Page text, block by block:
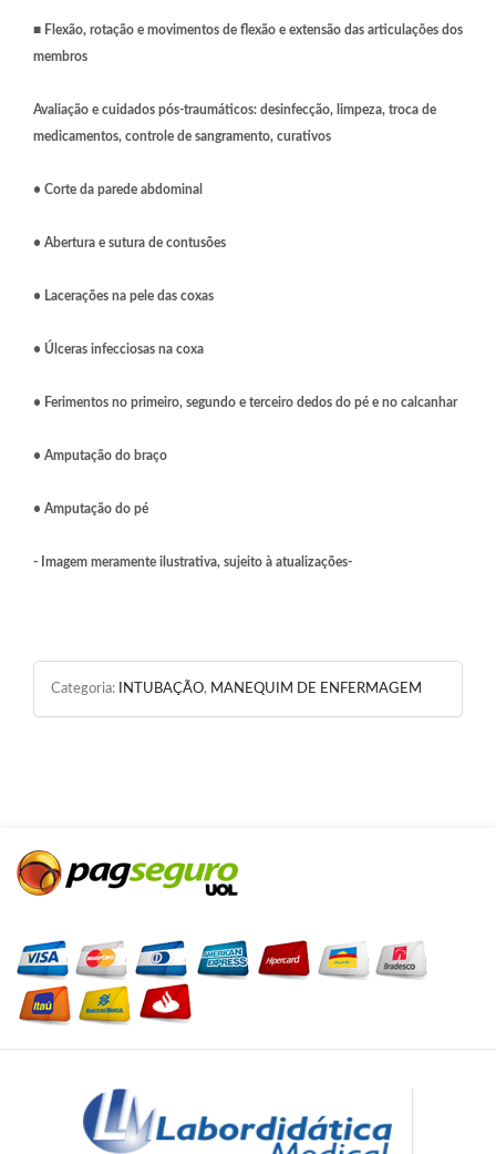
■ Flexão, rotação e movimentos de flexão e extensão das articulações dos
membros
Avaliação e cuidados pós-traumáticos: desinfecção, limpeza, troca de
medicamentos, controle de sangramento, curativos
• Corte da parede abdominal
• Abertura e sutura de contusões
• Lacerações na pele das coxas
• Úlceras infecciosas na coxa
• Ferimentos no primeiro, segundo e terceiro dedos do pé e no calcanhar
• Amputação do braço
• Amputação do pé
- Imagem meramente ilustrativa, sujeito à atualizações-
Categoria: INTUBAÇÃO, MANEQUIM DE ENFERMAGEM